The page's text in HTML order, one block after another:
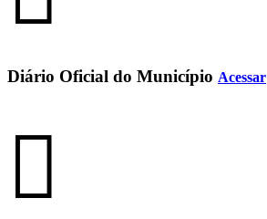
Diário Oficial do Município Acessar